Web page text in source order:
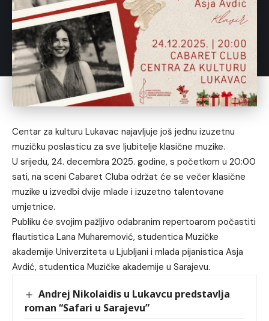
Centar za kulturu Lukavac najavljuje još jednu izuzetnu
muzičku poslasticu za sve ljubitelje klasične muzike.
U srijedu, 24. decembra 2025. godine, s početkom u 20:00
sati, na sceni Cabaret Cluba održat će se večer klasične
muzike u izvedbi dvije mlade i izuzetno talentovane
umjetnice.
Publiku će svojim pažljivo odabranim repertoarom počastiti
flautistica Lana Muharemović, studentica Muzičke
akademije Univerziteta u Ljubljani i mlada pijanistica Asja
Avdić, studentica Muzičke akademije u Sarajevu.
Andrej Nikolaidis u Lukavcu predstavlja
roman “Safari u Sarajevu”